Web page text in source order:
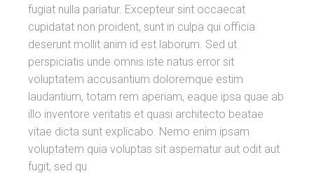
fugiat nulla pariatur. Excepteur sint occaecat
cupidatat non proident, sunt in culpa qui officia
deserunt mollit anim id est laborum. Sed ut
perspiciatis unde omnis iste natus error sit
voluptatem accusantium doloremque estim
laudantium, totam rem aperiam, eaque ipsa quae ab
illo inventore veritatis et quasi architecto beatae
vitae dicta sunt explicabo. Nemo enim ipsam
voluptatem quia voluptas sit aspernatur aut odit aut
fugit, sed qu